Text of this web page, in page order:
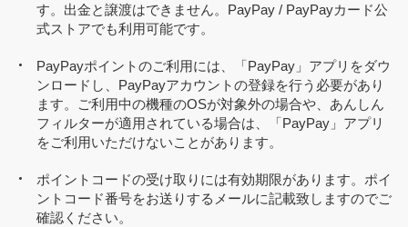
す。出金と譲渡はできません。PayPay / PayPayカード公
式ストアでも利用可能です。
PayPayポイントのご利用には、「PayPay」アプリをダウ
ンロードし、PayPayアカウントの登録を行う必要があり
ます。ご利用中の機種のOSが対象外の場合や、あんしん
フィルターが適用されている場合は、「PayPay」アプリ
をご利用いただけないことがあります。
ポイントコードの受け取りには有効期限があります。ポイ
ントコード番号をお送りするメールに記載致しますのでご
確認ください。